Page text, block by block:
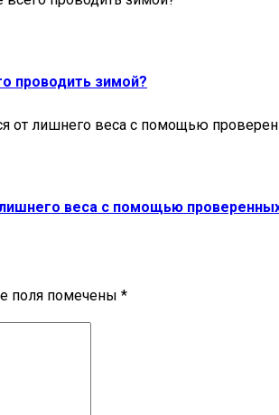
проводить зимой?
веса с помощью
поля помечены *